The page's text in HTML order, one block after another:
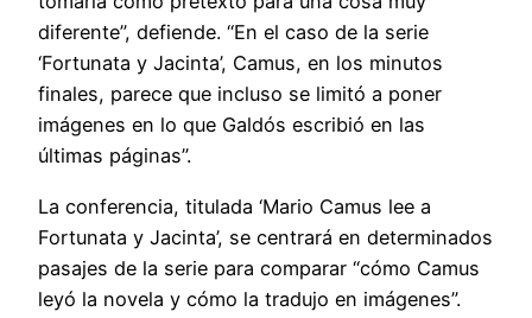
diferente”, defiende. “En el caso de la serie
‘Fortunata y Jacinta’, Camus, en los minutos
finales, parece que incluso se limitó a poner
imágenes en lo que Galdós escribió en las
últimas páginas”.
La conferencia, titulada ‘Mario Camus lee a
Fortunata y Jacinta’, se centrará en determinados
pasajes de la serie para comparar “cómo Camus
leyó la novela y cómo la tradujo en imágenes”.